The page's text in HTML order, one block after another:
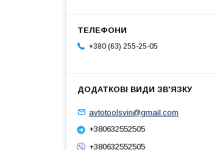
+380 (63) 255-25-05
avtotoolsvin@gmail.com
+380632552505
+380632552505